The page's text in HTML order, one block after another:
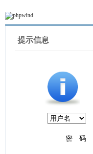
提示信息
密 码